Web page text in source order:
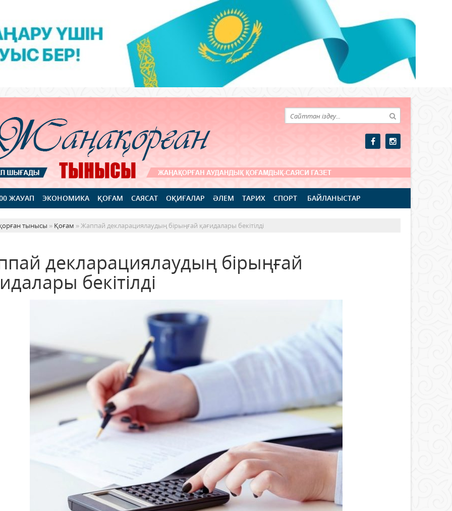
ЖАУАП ЭКОНОМИКА ҚОҒАМ САЯСАТ ОҚИҒАЛАР ӘЛЕМ ТАРИХ СПОРТ БАЙЛАНЫСТАР
тынысы » Қоғам » Жаппай декларациялаудың бірыңғай қағидалары бекітілді
декларациялаудың бірыңғай
бекітілді